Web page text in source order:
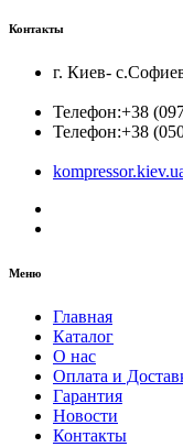
Контакты
г. Киев-
Телефон:+38
Телефон:+38
Меню
Главная
Каталог
О нас
Оплата и
Гарантия
Новости
Контакты